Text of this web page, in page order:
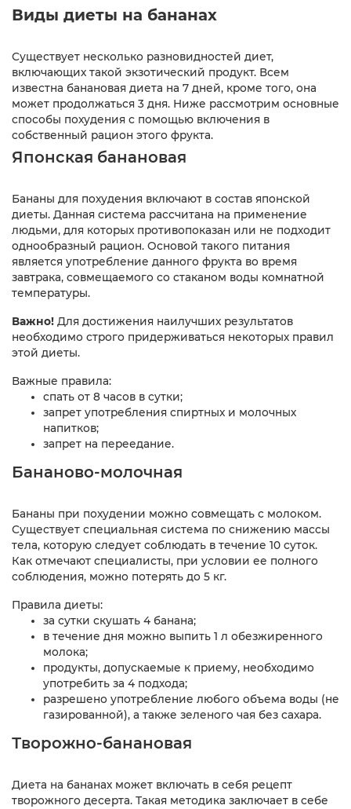
Виды диеты на бананах
Существует несколько разновидностей диет,
включающих такой экзотический продукт. Всем
известна банановая диета на 7 дней, кроме того, она
может продолжаться 3 дня. Ниже рассмотрим основные
способы похудения с помощью включения в
собственный рацион этого фрукта.
Японская банановая
Бананы для похудения включают в состав японской
диеты. Данная система рассчитана на применение
людьми, для которых противопоказан или не подходит
однообразный рацион. Основой такого питания
является употребление данного фрукта во время
завтрака, совмещаемого со стаканом воды комнатной
температуры.
Важно! Для достижения наилучших результатов
необходимо строго придерживаться некоторых правил
этой диеты.
Важные правила:
спать от 8 часов в сутки;
запрет употребления спиртных и молочных
напитков;
запрет на переедание.
Бананово-молочная
Бананы при похудении можно совмещать с молоком.
Существует специальная система по снижению массы
тела, которую следует соблюдать в течение 10 суток.
Как отмечают специалисты, при условии ее полного
соблюдения, можно потерять до 5 кг.
Правила диеты:
за сутки скушать 4 банана;
в течение дня можно выпить 1 л обезжиренного
молока;
продукты, допускаемые к приему, необходимо
употребить за 4 подхода;
разрешено употребление любого объема воды (не
газированной), а также зеленого чая без сахара.
Творожно-банановая
Диета на бананах может включать в себя рецепт
творожного десерта. Такая методика заключает в себе